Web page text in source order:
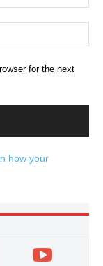
for the next
how your